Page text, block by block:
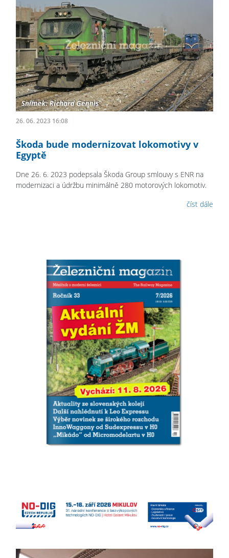
26. 06. 2023 16:08
Škoda bude modernizovat lokomotivy v
Egyptě
Dne 26. 6. 2023 podepsala Škoda Group smlouvy s ENR na
modernizaci a údržbu minimálně 280 motorových lokomotiv.
číst dále